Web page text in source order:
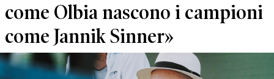
come Olbia nascono i campioni
come Jannik Sinner»